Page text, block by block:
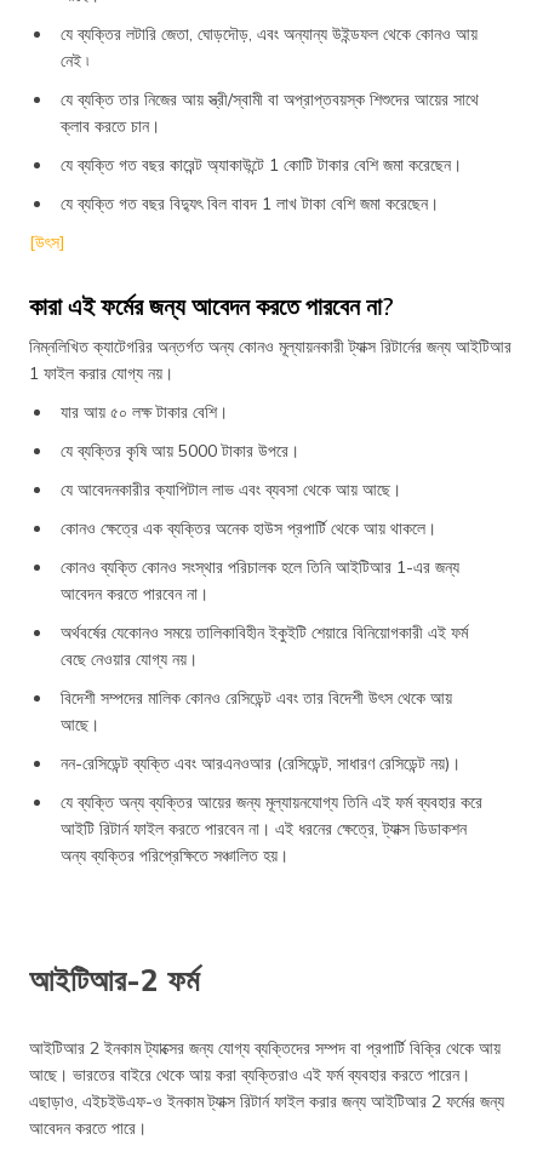
যে ব্যক্তির লটারি জেতা, ঘোড়দৌড়, এবং অন্যান্য উইন্ডফল থেকে কোনও আয়
নেই ৷
যে ব্যক্তি তার নিজের আয় স্ত্রী/স্বামী বা অপ্রাপ্তবয়স্ক শিশুদের আয়ের সাথে
ক্লাব করতে চান।
যে ব্যক্তি গত বছর কারেন্ট অ্যাকাউন্টে 1 কোটি টাকার বেশি জমা করেছেন।
যে ব্যক্তি গত বছর বিদ্যুৎ বিল বাবদ 1 লাখ টাকা বেশি জমা করেছেন।
[উৎস]
কারা এই ফর্মের জন্য আবেদন করতে পারবেন না?
নিম্নলিখিত ক্যাটেগরির অন্তর্গত অন্য কোনও মূল্যায়নকারী ট্যাক্স রিটার্নের জন্য আইটিআর
1 ফাইল করার যোগ্য নয়।
যার আয় ৫০ লক্ষ টাকার বেশি।
যে ব্যক্তির কৃষি আয় 5000 টাকার উপরে।
যে আবেদনকারীর ক্যাপিটাল লাভ এবং ব্যবসা থেকে আয় আছে।
কোনও ক্ষেত্রে এক ব্যক্তির অনেক হাউস প্রপার্টি থেকে আয় থাকলে।
কোনও ব্যক্তি কোনও সংস্থার পরিচালক হলে তিনি আইটিআর 1-এর জন্য
আবেদন করতে পারবেন না।
অর্থবর্ষের যেকোনও সময়ে তালিকাবিহীন ইকুইটি শেয়ারে বিনিয়োগকারী এই ফর্ম
বেছে নেওয়ার যোগ্য নয়।
বিদেশী সম্পদের মালিক কোনও রেসিডেন্ট এবং তার বিদেশী উৎস থেকে আয়
আছে।
নন-রেসিডেন্ট ব্যক্তি এবং আরএনওআর (রেসিডেন্ট, সাধারণ রেসিডেন্ট নয়)।
যে ব্যক্তি অন্য ব্যক্তির আয়ের জন্য মূল্যায়নযোগ্য তিনি এই ফর্ম ব্যবহার করে
আইটি রিটার্ন ফাইল করতে পারবেন না। এই ধরনের ক্ষেত্রে, ট্যাক্স ডিডাকশন
অন্য ব্যক্তির পরিপ্রেক্ষিতে সঞ্চালিত হয়।
আইটিআর-2 ফর্ম
আইটিআর 2 ইনকাম ট্যাক্সের জন্য যোগ্য ব্যক্তিদের সম্পদ বা প্রপার্টি বিক্রি থেকে আয়
আছে। ভারতের বাইরে থেকে আয় করা ব্যক্তিরাও এই ফর্ম ব্যবহার করতে পারেন।
এছাড়াও, এইচইউএফ-ও ইনকাম ট্যাক্স রিটার্ন ফাইল করার জন্য আইটিআর 2 ফর্মের জন্য
আবেদন করতে পারে।